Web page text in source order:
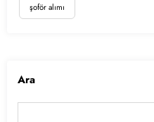
şoför alımı
Ara